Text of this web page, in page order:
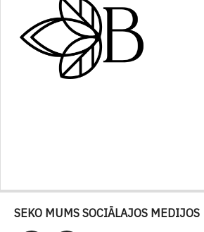
SEKO MUMS SOCIĀLAJOS MEDIJOS